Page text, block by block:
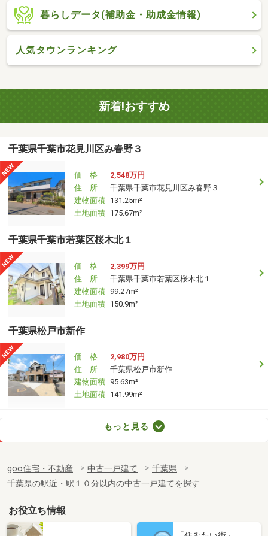
暮らしデータ(補助金・助成金情報)
人気タウンランキング
新着!おすすめ
千葉県千葉市花見川区み春野３
価 格
2,548万円
住 所
千葉県千葉市花見川区み春野３
建物面積 131.25m²
土地面積 175.67m²
千葉県千葉市若葉区桜木北１
価 格
2,399万円
住 所
千葉県千葉市若葉区桜木北１
建物面積 99.27m²
土地面積 150.9m²
千葉県松戸市新作
価 格
2,980万円
住 所
千葉県松戸市新作
建物面積 95.63m²
土地面積 141.99m²
千葉県四街道市池花１丁目
建物面積 105.98m²
土地面積 178.15m²
千葉県千葉市中央区赤井町
もっと見る
goo住宅・不動産 中古一戸建て
千葉県
千葉県の駅近・駅１０分以内の中古一戸建てを探す
お役立ち情報